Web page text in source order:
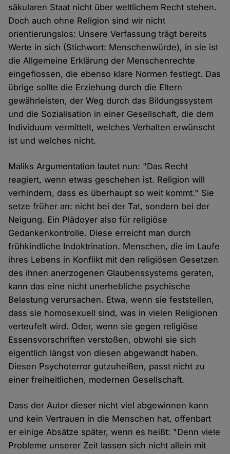
säkularen Staat nicht über weltlichem Recht stehen.
Doch auch ohne Religion sind wir nicht
orientierungslos: Unsere Verfassung trägt bereits
Werte in sich (Stichwort: Menschenwürde), in sie ist
die Allgemeine Erklärung der Menschenrechte
eingeflossen, die ebenso klare Normen festlegt. Das
übrige sollte die Erziehung durch die Eltern
gewährleisten, der Weg durch das Bildungssystem
und die Sozialisation in einer Gesellschaft, die dem
Individuum vermittelt, welches Verhalten erwünscht
ist und welches nicht.
Maliks Argumentation lautet nun: "Das Recht
reagiert, wenn etwas geschehen ist. Religion will
verhindern, dass es überhaupt so weit kommt." Sie
setze früher an: nicht bei der Tat, sondern bei der
Neigung. Ein Plädoyer also für religiöse
Gedankenkontrolle. Diese erreicht man durch
frühkindliche Indoktrination. Menschen, die im Laufe
ihres Lebens in Konflikt mit den religiösen Gesetzen
des ihnen anerzogenen Glaubenssystems geraten,
kann das eine nicht unerhebliche psychische
Belastung verursachen. Etwa, wenn sie feststellen,
dass sie homosexuell sind, was in vielen Religionen
verteufelt wird. Oder, wenn sie gegen religiöse
Essensvorschriften verstoßen, obwohl sie sich
eigentlich längst von diesen abgewandt haben.
Diesen Psychoterror gutzuheißen, passt nicht zu
einer freiheitlichen, modernen Gesellschaft.
Dass der Autor dieser nicht viel abgewinnen kann
und kein Vertrauen in die Menschen hat, offenbart
er einige Absätze später, wenn es heißt: "Denn viele
Probleme unserer Zeit lassen sich nicht allein mit